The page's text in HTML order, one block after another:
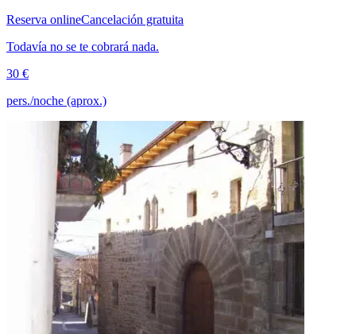
Reserva onlineCancelación gratuita
Todavía no se te cobrará nada.
30 €
pers./noche (aprox.)